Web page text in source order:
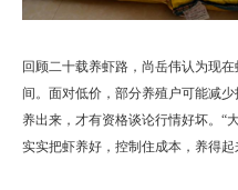
回顾二十载养虾路，尚岳伟认为现
间。面对低价，部分养殖户可能减
养出来，才有资格谈论行情好坏。“
实实把虾养好，控制住成本，养得